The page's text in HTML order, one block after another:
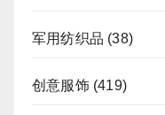
军用纺织品 (38)
创意服饰(419)